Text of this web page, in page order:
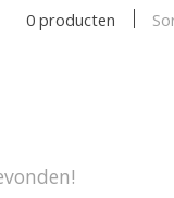
0 producten